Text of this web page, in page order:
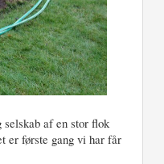
af en stor flok
er første gang vi har får